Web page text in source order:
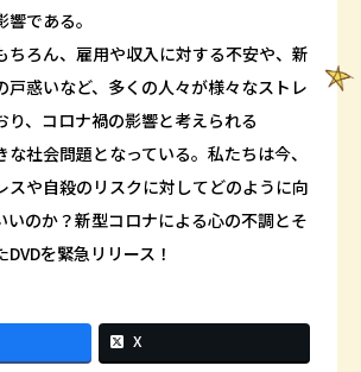
である。
ちろん、雇用や収入に対する不安や、新
戸惑いなど、多くの人々が様々なストレ
り、コロナ禍の影響と考えられる
な社会問題となっている。私たちは今、
スや自殺のリスクに対してどのように向
いのか？新型コロナによる心の不調とそ
を緊急リリース！
X